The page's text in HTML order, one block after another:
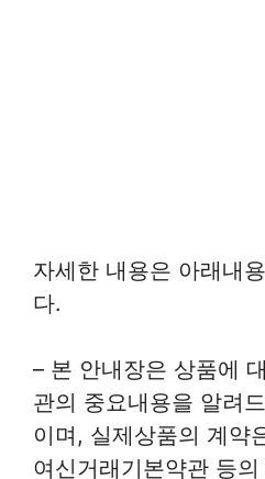
자세한 내용은 아래내
다.
– 본 안내장은 상품에
관의 중요내용을 알려
이며, 실제상품의 계약
여신거래기본약관 등